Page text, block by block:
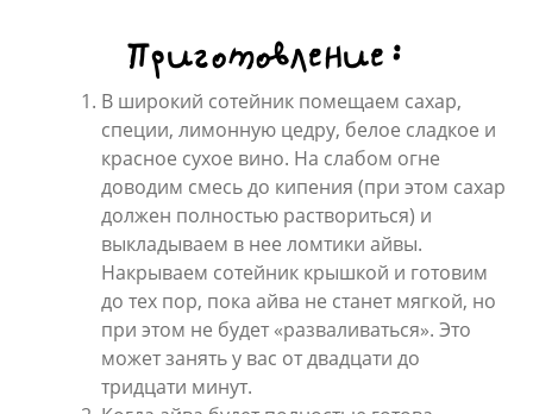
Приготовление:
В широкий сотейник помещаем сахар,
специи, лимонную цедру, белое сладкое и
красное сухое вино. На слабом огне
доводим смесь до кипения (при этом сахар
должен полностью раствориться) и
выкладываем в нее ломтики айвы.
Накрываем сотейник крышкой и готовим
до тех пор, пока айва не станет мягкой, но
при этом не будет «разваливаться». Это
может занять у вас от двадцати до
тридцати минут.